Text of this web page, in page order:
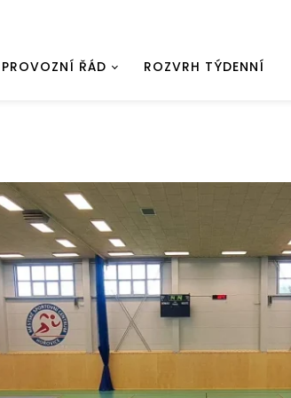
PROVOZNÍ ŘÁD ROZVRH TÝDENNÍ